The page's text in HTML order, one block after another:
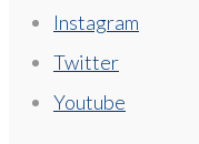
Instagram
Twitter
Youtube